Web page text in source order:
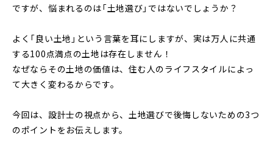
ですが、悩まれるのは「土地選び」ではないでしょうか？
よく「良い土地」という言葉を耳にしますが、実は万人に共通
する100点満点の土地は存在しません！
なぜなら その土地の価値は、住む人のライフスタイルによっ
て大きく変わるからです。
今回は、設計士の視点から、土地選びで後悔しないための3つ
のポイントをお伝えします。